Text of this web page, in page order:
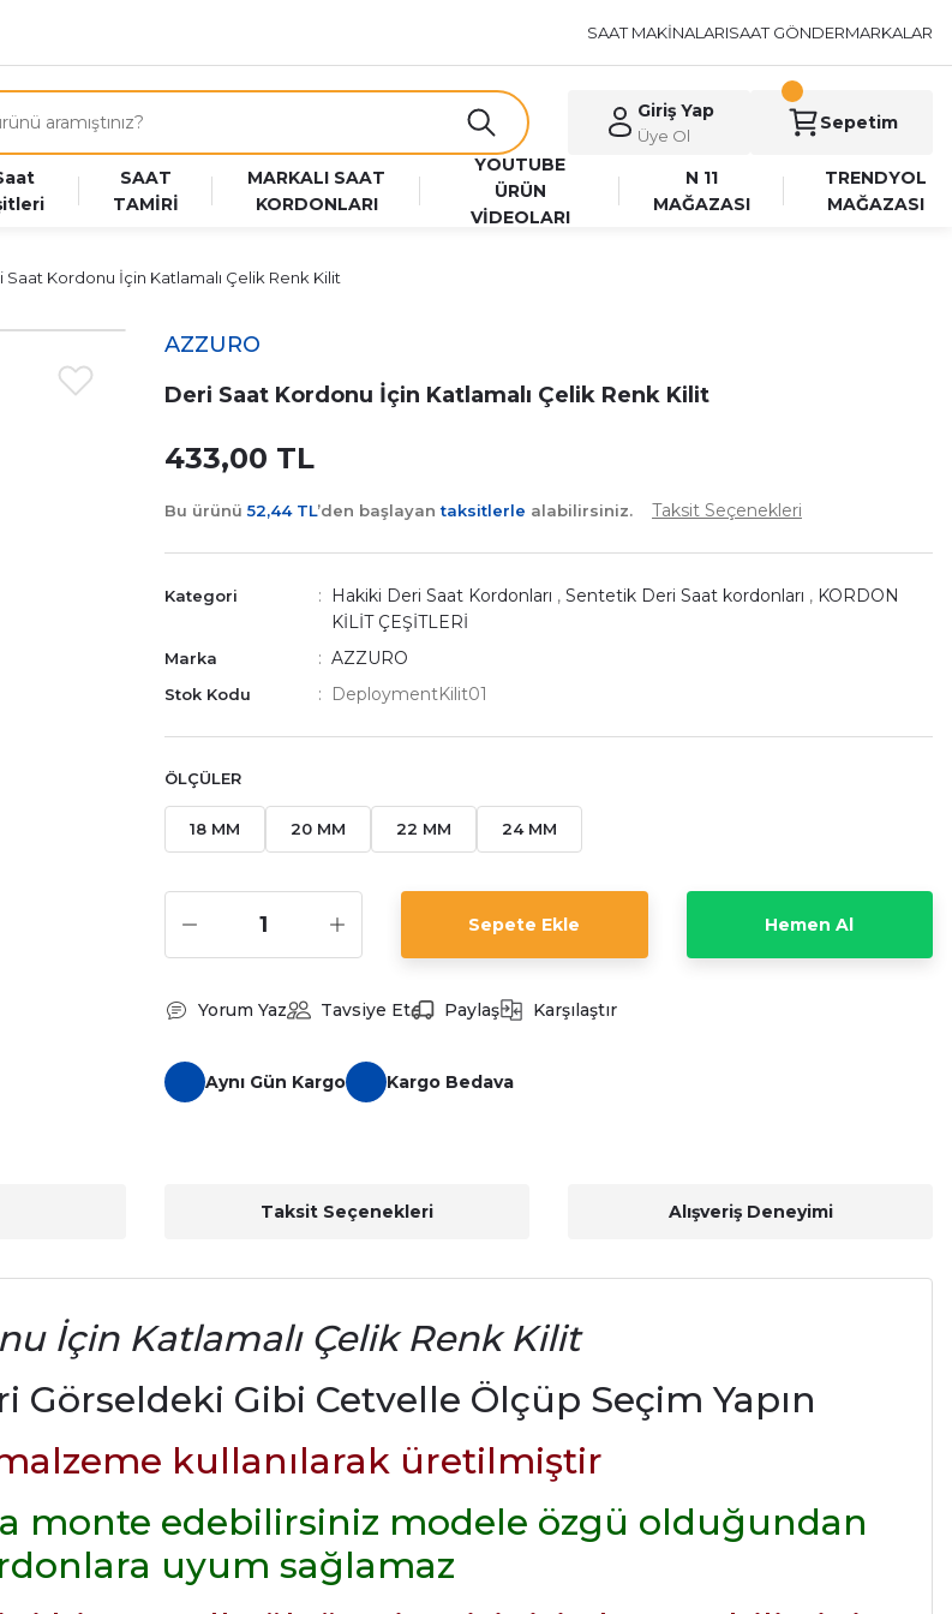
SAAT MAKİNALARISAAT GÖNDERMARKALAR
Giriş Yap
Üye Ol
Sepetim
SAAT
TAMİRİ
MARKALI SAAT
KORDONLARI
YOUTUBE
ÜRÜN
VİDEOLARI
N 11
MAĞAZASI
TRENDYOL
MAĞAZASI
Saat Kordonu İçin Katlamalı Çelik Renk Kilit
AZZURO
Deri Saat Kordonu İçin Katlamalı Çelik Renk Kilit
433,00 TL
Bu ürünü52,44 TL’den başlayantaksitlerle alabilirsiniz. Taksit Seçenekleri
Kategori Hakiki Deri Saat Kordonları , Sentetik Deri Saat kordonları , KORDON
KİLİT ÇEŞİTLERİ
Marka AZZURO
Stok Kodu DeploymentKilit01
ÖLÇÜLER
18 MM 20 MM 22 MM 24 MM
Sepete Ekle Hemen Al
Yorum Yaz Tavsiye Et Paylaş Karşılaştır
Aynı Gün Kargo Kargo Bedava
Taksit Seçenekleri Alışveriş Deneyimi
İçin Katlamalı Çelik Renk Kilit
Gibi Cetvelle Ölçüp Seçim Yapın
kullanılarak üretilmiştir
monte edebilirsiniz modele özgü olduğundan
uyum sağlamaz